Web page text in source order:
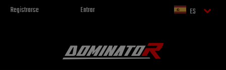
Registrarse Entrar ES